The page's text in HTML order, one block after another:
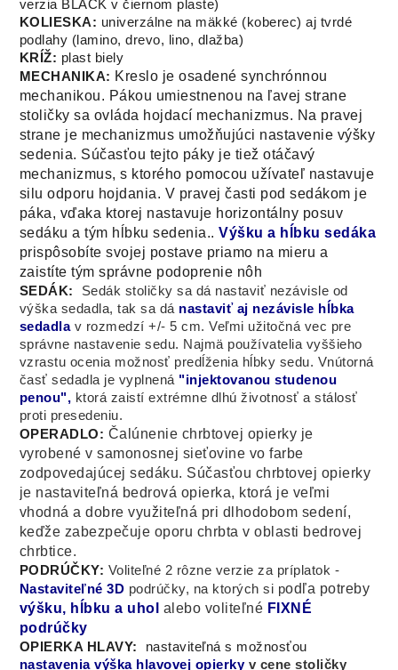
verzia BLACK v čiernom plaste)
KOLIESKA: univerzálne na mäkké (koberec) aj tvrdé
podlahy (lamino, drevo, lino, dlažba)
KRÍŽ: plast biely
MECHANIKA: Kreslo je osadené synchrónnou
mechanikou. Pákou umiestnenou na ľavej strane
stoličky sa ovláda hojdací mechanizmus. Na pravej
strane je mechanizmus umožňujúci nastavenie výšky
sedenia. Súčasťou tejto páky je tiež otáčavý
mechanizmus, s ktorého pomocou užívateľ nastavuje
silu odporu hojdania. V pravej časti pod sedákom je
páka, vďaka ktorej nastavuje horizontálny posuv
sedáku a tým hĺbku sedenia..Výšku a hĺbku sedáka
prispôsobíte svojej postave priamo na mieru a
zaistíte tým správne podoprenie nôh
SEDÁK: Sedák stoličkysa dá nastaviť nezávisle od
výška sedadla,tak sa dá nastaviťaj nezávisle hĺbka
sedadla v rozmedzí +/- 5 cm. Veľmi užitočná vec pre
správne nastavenie sedu. Najmä používatelia vyššieho
vzrastu ocenia možnosť predĺženia hĺbky sedu. Vnútorná
časť sedadla je vyplnená "injektovanou studenou
penou", ktorá zaistí extrémne dlhú životnosť a stálosť
proti presedeniu.
OPERADLO: Čalúnenie chrbtovej opierky je
vyrobené v samonosnej sieťovine vo farbe
zodpovedajúcej sedáku. Súčasťou chrbtovej opierky
je nastaviteľná bedrová opierka, ktorá je veľmi
vhodná a dobre využiteľná pri dlhodobom sedení,
keďže zabezpečuje oporu chrbta v oblasti bedrovej
chrbtice.
PODRÚČKY: Voliteľné 2 rôzne verzie za príplatok -
Nastaviteľné 3D podrúčky, na ktorých si podľa potreby
výšku, hĺbku a uhol alebo voliteľné FIXNÉ
podrúčky
OPIERKA HLAVY:
nastaviteľná s možnosťou
nastavenia výška hlavovej opierky v cene stoličky